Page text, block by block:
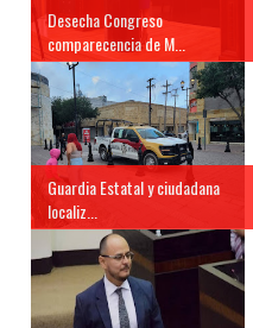
Desecha Congreso
comparecencia de M...
Guardia Estatal y ciudadana
localiz...